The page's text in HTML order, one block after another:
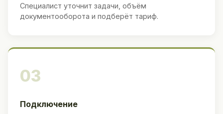
Специалист уточнит задачи, объём
документооборота и подберёт тариф.
03
Подключение